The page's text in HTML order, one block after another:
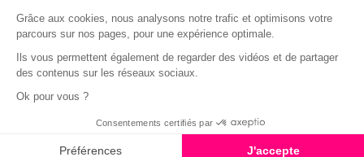
Saint-Paul ● QC G3Z 2J2 ●
Consulter notre politique de confidentialité